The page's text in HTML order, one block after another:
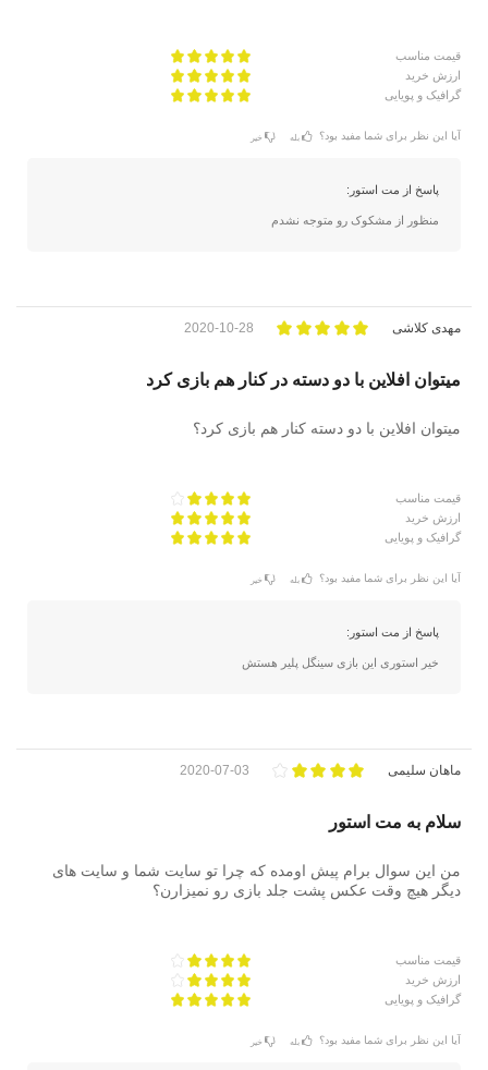
قیمت مناسب
ارزش خرید
گرافیک و پویایی
آیا این نظر برای شما مفید بود؟ بله خیر
پاسخ از مت استور:
منظور از مشکوک رو متوجه نشدم
مهدی کلاشی 2020-10-28
میتوان افلاین با دو دسته در کنار هم بازی کرد
میتوان افلاین با دو دسته کنار هم بازی کرد؟
قیمت مناسب
ارزش خرید
گرافیک و پویایی
آیا این نظر برای شما مفید بود؟ بله خیر
پاسخ از مت استور:
خیر استوری این بازی سینگل پلیر هستش
ماهان سلیمی 2020-07-03
سلام به مت استور
من این سوال برام پیش اومده که چرا تو سایت شما و سایت های
دیگر هیچ وقت عکس پشت جلد بازی رو نمیزارن؟
قیمت مناسب
ارزش خرید
گرافیک و پویایی
آیا این نظر برای شما مفید بود؟ بله خیر